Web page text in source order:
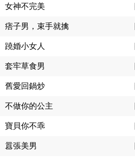
女神不完美
痞子男，束手就擒
蹺婚小女人
套牢草食男
舊愛回鍋炒
不做你的公主
寶貝你不乖
囂張美男